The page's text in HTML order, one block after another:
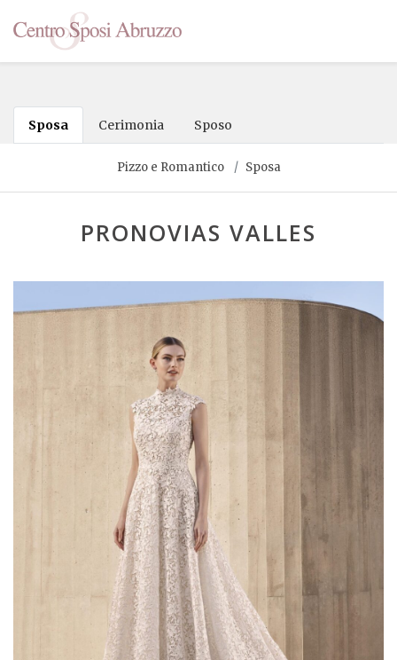
Sposa Cerimonia Sposo
Pizzo e Romantico Sposa
PRONOVIAS VALLES